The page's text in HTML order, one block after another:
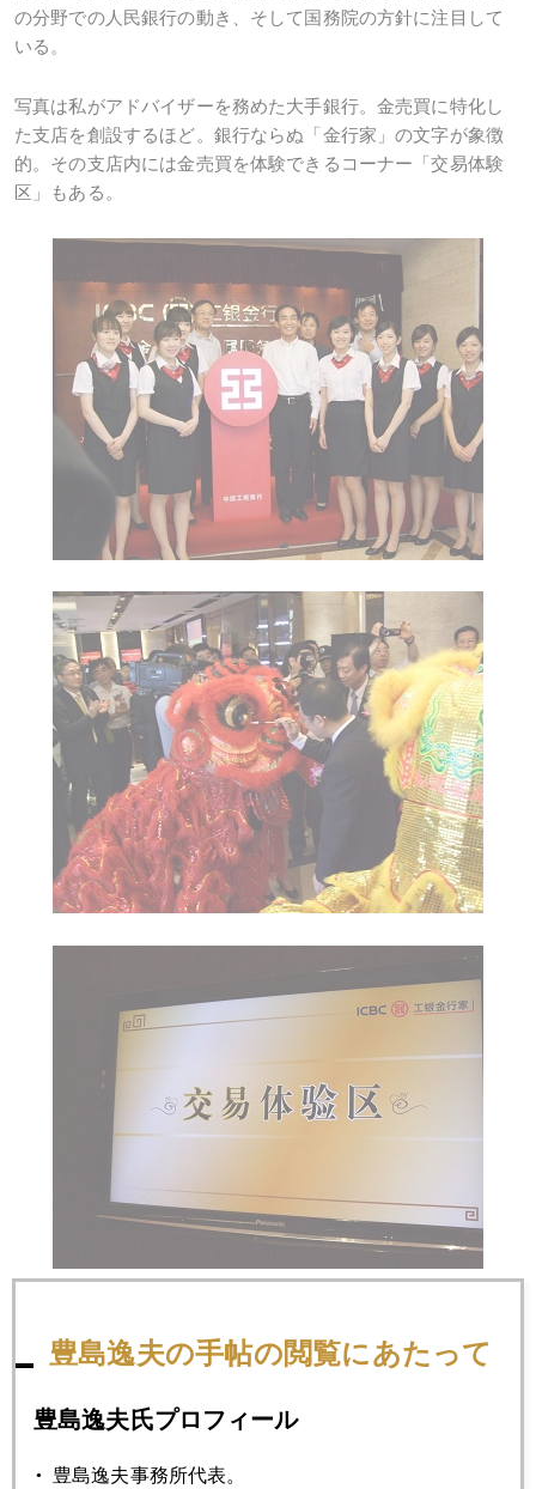
の分野での人民銀行の動き、そして国務院の方針に注目して
いる。
写真は私がアドバイザーを務めた大手銀行。金売買に特化し
た支店を創設するほど。銀行ならぬ「金行家」の文字が象徴
的。その支店内には金売買を体験できるコーナー「交易体験
区」もある。
2018年
1月 2月
豊島逸夫の手帖の閲覧にあたって
豊島逸夫氏プロフィール
豊島逸夫事務所代表。